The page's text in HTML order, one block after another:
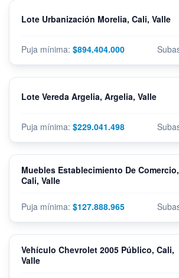
$894.404.000
Lote Urbanización Morelia, Cali, Valle
$229.041.498
Lote Vereda Argelia, Argelia, Valle
$127.888.965
Muebles Establecimiento De Comercio,
Cali, Valle
Vehículo Chevrolet 2005 Público, Cali,
Valle